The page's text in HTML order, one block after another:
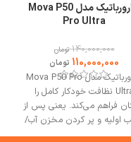
جارورباتیک مدل Mova P50
Pro Ultra
140,000,000 تومان
110,000,000 تومان
جارورباتیک مدل Mova P50 Pro
Ultra نظافت خودکار کامل را
فراهم می‌کند. یعنی پس از
اولیه و پر کردن مخزن آب/
شما می‌توانید هفته‌ها